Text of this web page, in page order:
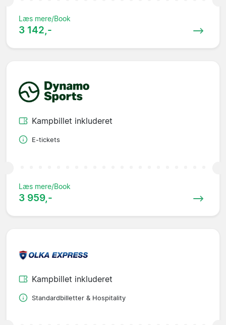
Læs mere/Book
3 142,-
Kampbillet inkluderet
E-tickets
Læs mere/Book
3 959,-
Kampbillet inkluderet
Standardbilletter & Hospitality